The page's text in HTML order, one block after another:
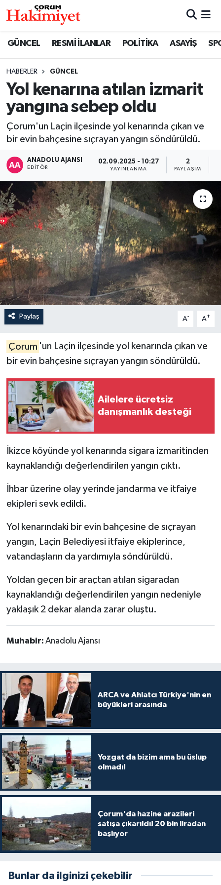
GÜNCEL RESMİ İLANLAR POLİTİKA ASAYİŞ
HABERLER GÜNCEL
Yol kenarına atılan izmarit
yangına sebep oldu
Çorum'un Laçin ilçesinde yol kenarında çıkan ve
bir evin bahçesine sıçrayan yangın söndürüldü.
ANADOLU AJANSI
EDITÖR
02.09.2025 - 10:27
YAYINLANMA
2
PAYLAŞIM
Paylaş A- A+
Çorum 'un Laçin ilçesinde yol kenarında çıkan ve
bir evin bahçesine sıçrayan yangın söndürüldü.
Ailelere ücretsiz
danışmanlık desteği
İkizce köyünde yol kenarında sigara izmaritinden
kaynaklandığı değerlendirilen yangın çıktı.
İhbar üzerine olay yerinde jandarma ve itfaiye
ekipleri sevk edildi.
Yol kenarındaki bir evin bahçesine de sıçrayan
yangın, Laçin Belediyesi itfaiye ekiplerince,
vatandaşların da yardımıyla söndürüldü.
Yoldan geçen bir araçtan atılan sigaradan
kaynaklandığı değerlendirilen yangın nedeniyle
yaklaşık 2 dekar alanda zarar oluştu.
Muhabir: Anadolu Ajansı
ARCA ve Ahlatcı Türkiye'nin en
büyükleri arasında
Yozgat da bizim ama bu üslup
olmadı!
Çorum'da hazine arazileri
satışa çıkarıldı! 20 bin liradan
başlıyor
Bunlar da ilginizi çekebilir
SAĞLIK
ASAYİŞ
EKONOMİ
GÜNCEL
AKTÜEL
EĞİTİM
İLÇELER
OTOPARK
TEKNOLOJİ
Nöbetçi Eczaneler
Çorum Namaz Vakitleri
Trafik Durumu
Süper Lig Puan Durumu ve Fikstür
Tüm Manşetler
Son Dakika Haberleri
Haber Arşivi